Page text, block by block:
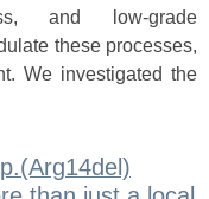
and low-grade
these processes,
We investigated the